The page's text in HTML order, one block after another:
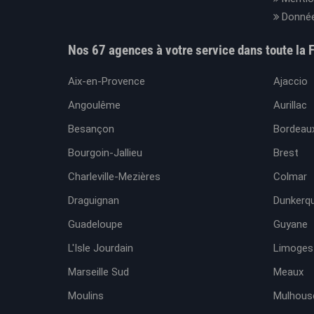
Nos 67 agences à votre service dans toute la
Aix-en-Provence Ajaccio
Angoulême
Aurillac
Besançon
Bourgoin-Jallieu
Brest
Charleville-Mezières
Colmar
Draguignan
Guadeloupe
Guyane
L'Isle Jourdain
Limoges
Marseille Sud
Meaux
Moulins